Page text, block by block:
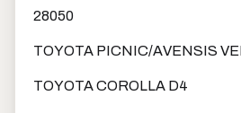
28050
TOYOTA PICNIC/AVENSIS
TOYOTA COROLLA D4